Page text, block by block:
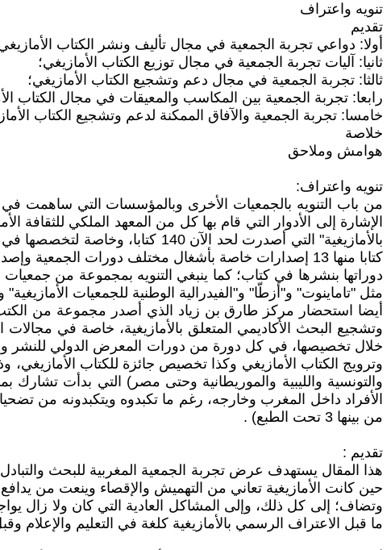
تنويه واعتراف
تقديم
أولا: دواعي تجربة الجمعية في مجال تأليف ونشر الكتاب
ثانيا: آليات تجربة الجمعية في مجال توزيع الكتاب الأمازيغي؛
ثالثا: تجربة الجمعية في مجال دعم وتشجيع الكتاب الأمازيغي؛
رابعا: تجربة الجمعية بين المكاسب والمعيقات في مجال الكتاب
خامسا: تجربة الجمعية والآفاق الممكنة لدعم وتشجيع الكتاب
خلاصة
هوامش وملاحق
تنويه واعتراف:
من باب التنويه بالجمعيات الأخرى وبالمؤسسات التي ساهمت في
كتابا منها 13 إصدارات خاصة بأشغال مختلف دورات
دوراتها بنشرها في كتاب؛ كما ينبغي التنويه بمجموعة من جمعيات
مثل "تاماينوت" و"أزطّا" و"الفيدرالية الوطنية للجمعيات
أيضا استحضار مركز طارق بن زياد الذي أصدر مجموعة من الكتب
وتشجيع البحث الأكاديمي المتعلق بالأمازيغية، خاصة في مجالات
خلال تخصيصها، في كل دورة من دورات المعرض الدولي للنشر
وترويج الكتاب الأمازيغي وكذا تخصيص جائزة للكتاب الأمازيغي،
والتونسية والليبية والموريطانية وحتى مصر) التي بدأت تشارك
من بينها 3 تحت الطبع) .
تقديم :
هذا المقال يستهدف عرض تجربة الجمعية المغربية للبحث والتبادل
حين كانت الأمازيغية تعاني من التهميش والإقصاء وينعت من
وتضاف؛ إلى كل ذلك، وإلى المشاكل العادية التي كان ولا زال
ما قبل الاعتراف الرسمي بالأمازيغية كلغة في التعليم والإعلام